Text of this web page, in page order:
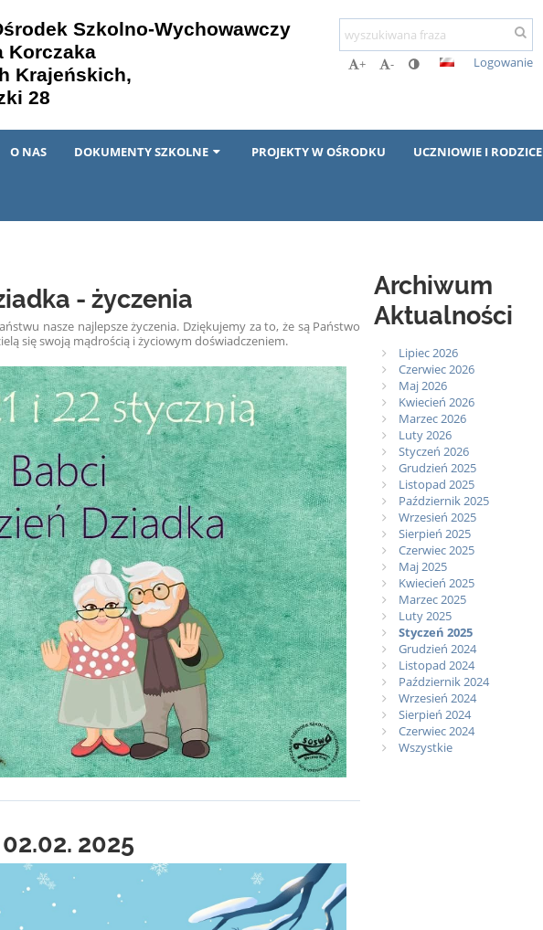
Szkolno-Wychowawczy
Korczaka
Krajeńskich,
28
+ - Logowanie
O NAS DOKUMENTY SZKOLNE PROJEKTY W OŚRODKU UCZNIOWIE I RODZICE
- życzenia
nasze najlepsze życzenia. Dziękujemy za to, że są Państwo
się swoją mądrością i życiowym doświadczeniem.
2025
Archiwum
Aktualności
Lipiec 2026
Czerwiec 2026
Maj 2026
Kwiecień 2026
Marzec 2026
Luty 2026
Styczeń 2026
Grudzień 2025
Listopad 2025
Październik 2025
Wrzesień 2025
Sierpień 2025
Czerwiec 2025
Maj 2025
Kwiecień 2025
Marzec 2025
Luty 2025
Styczeń 2025
Grudzień 2024
Listopad 2024
Październik 2024
Wrzesień 2024
Sierpień 2024
Czerwiec 2024
Wszystkie